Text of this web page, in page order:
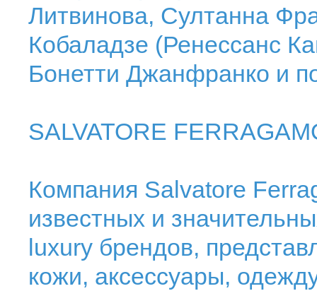
Литвинова, Султанна
Кобаладзе (Ренессанс
Бонетти Джанфранко и
SALVATORE
Компания Salvatore
известных и
luxury брендов,
кожи, аксессуары,